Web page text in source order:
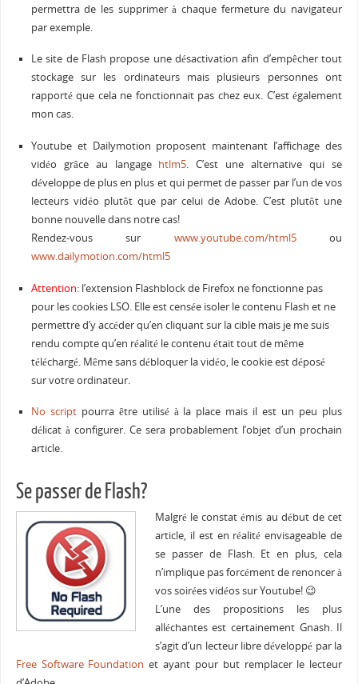
permettra de les supprimer à chaque fermeture du navigateur
par exemple.
Le site de Flash propose une désactivation afin d’empêcher tout
stockage sur les ordinateurs mais plusieurs personnes ont
rapporté que cela ne fonctionnait pas chez eux. C’est également
mon cas.
Youtube et Dailymotion proposent maintenant l’affichage des
vidéo grâce au langage htlm5. C’est une alternative qui se
développe de plus en plus et qui permet de passer par l’un de vos
lecteurs vidéo plutôt que par celui de Adobe. C’est plutôt une
bonne nouvelle dans notre cas!
Rendez-vous sur www.youtube.com/html5ou
www.dailymotion.com/html5
Attention:l’extension Flashblock de Firefox ne fonctionne pas
pour les cookies LSO. Elle est censée isoler le contenu Flash et ne
permettre d’y accéder qu’en cliquant sur la cible mais je me suis
rendu compte qu’en réalité le contenu était tout de même
téléchargé. Même sans débloquer la vidéo, le cookie est déposé
sur votre ordinateur.
No scriptpourra être utilisé à la place mais il est un peu plus
délicat à configurer. Ce sera probablement l’objet d’un prochain
article.
Se passer de Flash?
Malgré le constat émis au début de cet
article, il est en réalité envisageable de
se passer de Flash. Et en plus, cela
n’implique pas forcément de renoncer à
vos soirées vidéos sur Youtube! 😉
L’une des propositions les plus
alléchantes est certainement Gnash. Il
s’agit d’un lecteur libre développé par la
Free Software Foundation et ayant pour but remplacer le lecteur